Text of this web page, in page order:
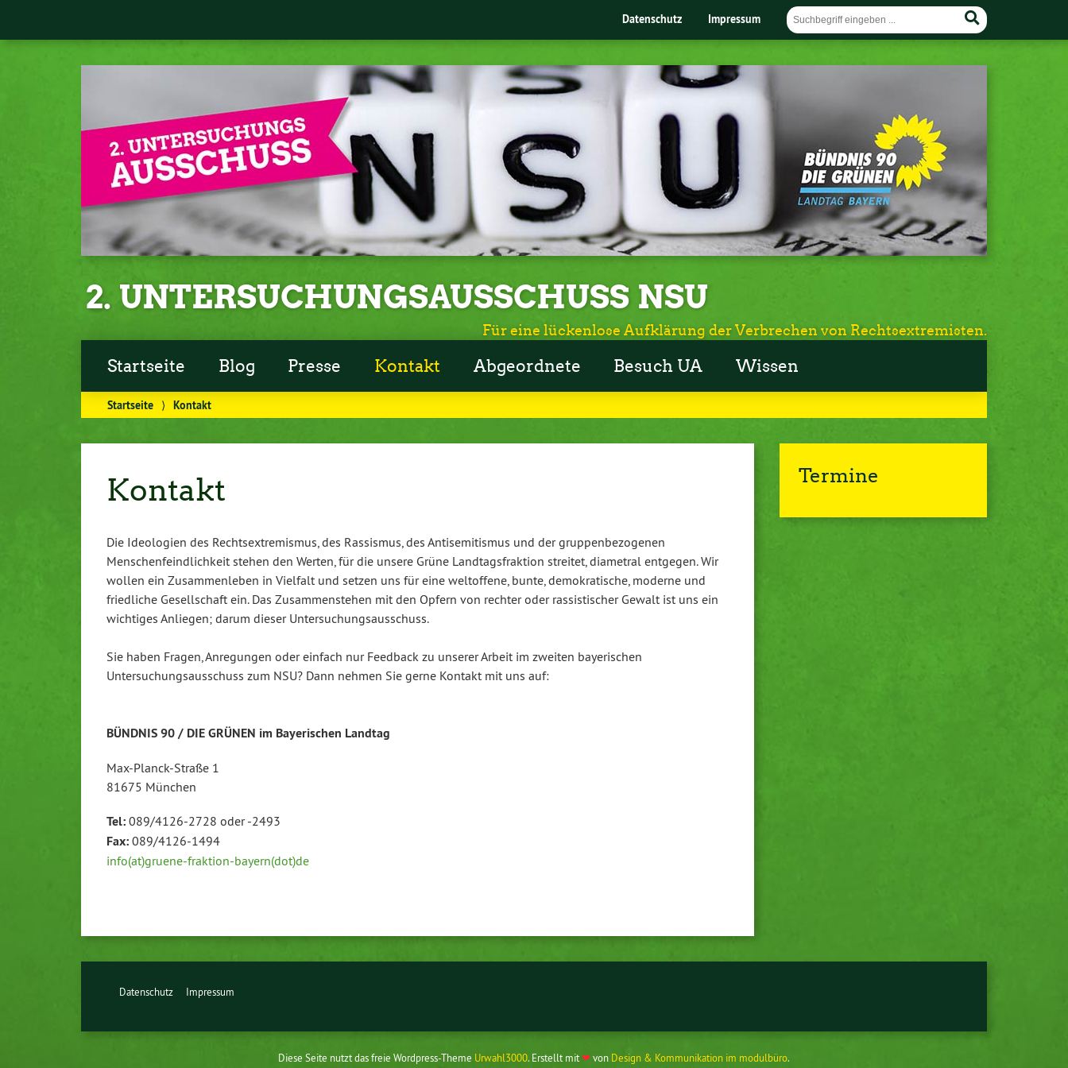
Datenschutz Impressum
2. UNTERSUCHUNGSAUSSCHUSS NSU
Für eine lückenlose Aufklärung der Verbrechen von Rechtsextremisten.
Startseite Blog Presse Kontakt Abgeordnete Besuch UA Wissen
Startseite ⟩ Kontakt
Kontakt
Die Ideologien des Rechtsextremismus, des Rassismus, des Antisemitismus und der gruppenbezogenen
Menschenfeindlichkeit stehen den Werten, für die unsere Grüne Landtagsfraktion streitet, diametral entgegen. Wir
wollen ein Zusammenleben in Vielfalt und setzen uns für eine weltoffene, bunte, demokratische, moderne und
friedliche Gesellschaft ein. Das Zusammenstehen mit den Opfern von rechter oder rassistischer Gewalt ist uns ein
wichtiges Anliegen; darum dieser Untersuchungsausschuss.
Sie haben Fragen, Anregungen oder einfach nur Feedback zu unserer Arbeit im zweiten bayerischen
Untersuchungsausschuss zum NSU? Dann nehmen Sie gerne Kontakt mit uns auf:
BÜNDNIS 90 / DIE GRÜNEN im Bayerischen Landtag
Max-Planck-Straße 1
81675 München
Tel: 089/4126-2728 oder -2493
Fax: 089/4126-1494
info(at)gruene-fraktion-bayern(dot)de
Termine
Datenschutz Impressum
Diese Seite nutzt das freie Wordpress-Theme Urwahl3000. Erstellt mit❤ von Design & Kommunikation im modulbüro.